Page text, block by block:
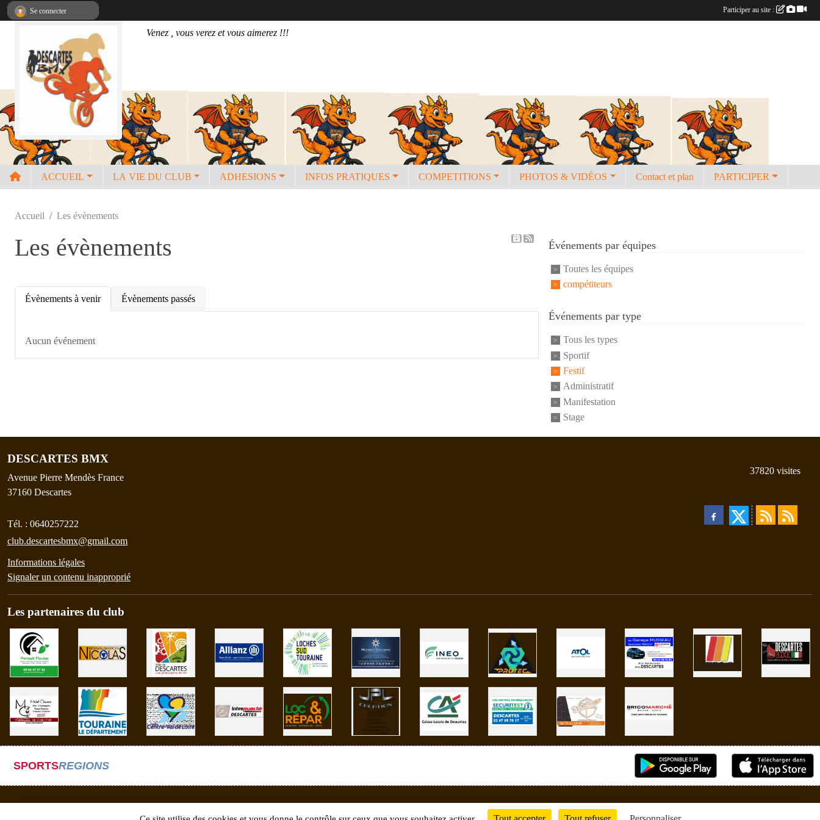
Venez , vous verez et vous aimerez !!!
ACCUEIL LA VIE DU CLUB ADHESIONS INFOS PRATIQUES COMPETITIONS PHOTOS & VIDÉOS Contact et plan PARTICIPER
Accueil Les évènements
Les évènements
Évènements à venir Évènements passés
Aucun événement
Événements par équipes
Toutes les équipes
compétiteurs
Événements par type
Tous les types
Sportif
Festif
Administratif
Manifestation
Stage
DESCARTES BMX
Avenue Pierre Mendès France
37160 Descartes
Tél. : 0640257222
club.descartesbmx@gmail.com
Informations légales
Signaler un contenu inapproprié
37820 visites
Les partenaires du club
SPORTSREGIONS
Se connecter Participer au site :
Panneau de gestion des cookies